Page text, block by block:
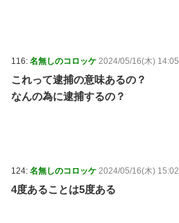
116: 名無しのコロッケ 2024/05/16(木)
これって逮捕の意味あるの？
なんの為に逮捕するの？
124: 名無しのコロッケ 2024/05/16(木)
4度あることは5度ある